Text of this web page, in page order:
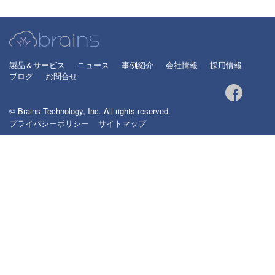
製品＆サービス ニュース 事例紹介 会社情報
採用情報
ブログ
お問合せ
© Brains Technology, Inc. All rights reserved.
プライバシーポリシー
サイトマップ